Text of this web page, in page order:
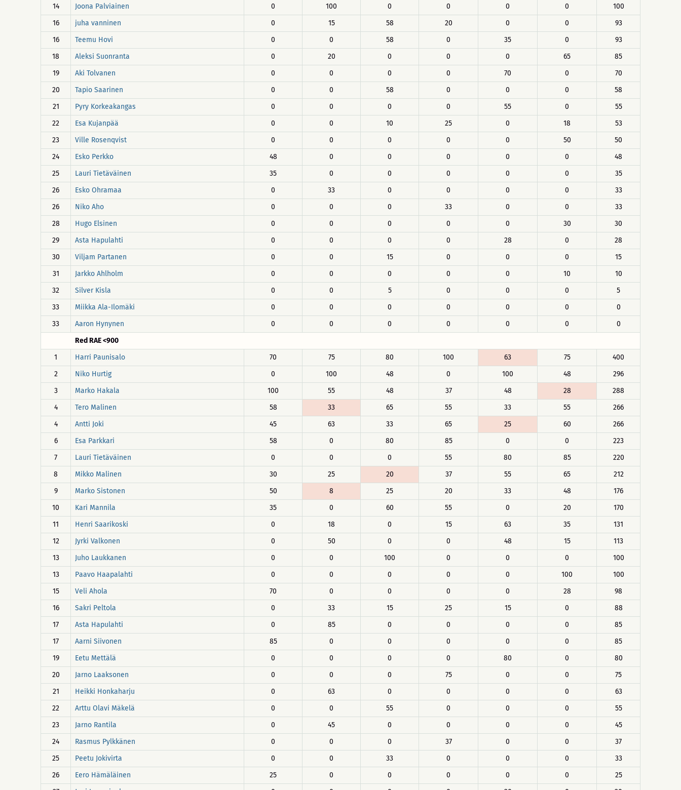
14
Joona Palviainen 0 100 0 0 0 0
100
16
juha vanninen 0 15 58 20 0 0
93
16
Teemu Hovi 0 0 58 0 35 0
93
18
Aleksi Suonranta 0 20 0 0 0 65
85
19
Aki Tolvanen 0 0 0 0 70 0
70
20
Tapio Saarinen 0 0 58 0 0 0
58
21
Pyry Korkeakangas 0 0 0 0 55 0
55
22
Esa Kujanpää 0 0 10 25 0 18
53
23
Ville Rosenqvist 0 0 0 0 0 50
50
24
Esko Perkko 48 0 0 0 0 0
48
25
Lauri Tietäväinen 35 0 0 0 0 0
35
26
Esko Ohramaa 0 33 0 0 0 0
33
26
Niko Aho 0 0 0 33 0 0
33
28
Hugo Elsinen 0 0 0 0 0 30
30
29
Asta Hapulahti 0 0 0 0 28 0
28
30
Viljam Partanen 0 0 15 0 0 0
15
31
Jarkko Ahlholm 0 0 0 0 0 10
10
32
Silver Kisla 0 0 5 0 0 0
5
33
Miikka Ala-Ilomäki 0 0 0 0 0 0
0
33
Aaron Hynynen 0 0 0 0 0 0
0
Red RAE <900
1
Harri Paunisalo 70 75 80 100 63 75
400
2
Niko Hurtig 0 100 48 0 100 48
296
3
Marko Hakala 100 55 48 37 48 28
288
4
Tero Malinen 58 33 65 55 33 55
266
4
Antti Joki 45 63 33 65 25 60
266
6
Esa Parkkari 58 0 80 85 0 0
223
7
Lauri Tietäväinen 0 0 0 55 80 85
220
8
Mikko Malinen 30 25 20 37 55 65
212
9
Marko Sistonen 50 8 25 20 33 48
176
10
Kari Mannila 35 0 60 55 0 20
170
11
Henri Saarikoski 0 18 0 15 63 35
131
12
Jyrki Valkonen 0 50 0 0 48 15
113
13
Juho Laukkanen 0 0 100 0 0 0
100
13
Paavo Haapalahti 0 0 0 0 0 100
100
15
Veli Ahola 70 0 0 0 0 28
98
16
Sakri Peltola 0 33 15 25 15 0
88
17
Asta Hapulahti 0 85 0 0 0 0
85
17
Aarni Siivonen 85 0 0 0 0 0
85
19
Eetu Mettälä 0 0 0 0 80 0
80
20
Jarno Laaksonen 0 0 0 75 0 0
75
21
Heikki Honkaharju 0 63 0 0 0 0
63
22
Arttu Olavi Mäkelä 0 0 55 0 0 0
55
23
Jarno Rantila 0 45 0 0 0 0
45
24
Rasmus Pylkkänen 0 0 0 37 0 0
37
25
Peetu Jokivirta 0 0 33 0 0 0
33
26
Eero Hämäläinen 25 0 0 0 0 0
25